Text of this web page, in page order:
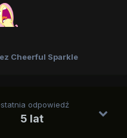
Cheerful Sparkle
odpowiedź
5 lat